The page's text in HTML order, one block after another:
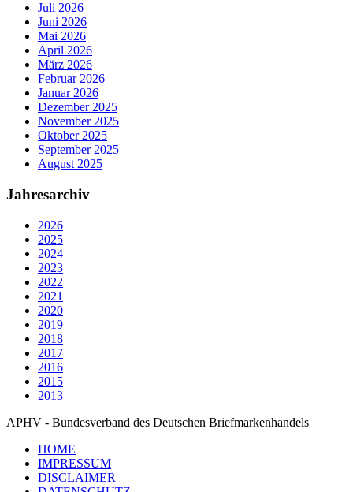
Juli 2026
Juni 2026
Mai 2026
April 2026
März 2026
Februar 2026
Januar 2026
Dezember 2025
November 2025
Oktober 2025
September 2025
August 2025
Jahresarchiv
2026
2025
2024
2023
2022
2021
2020
2019
2018
2017
2016
2015
2013
APHV - Bundesverband des Deutschen Briefmarkenhandels
HOME
IMPRESSUM
DISCLAIMER